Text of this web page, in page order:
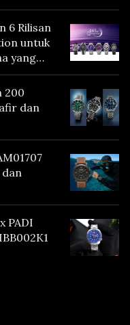
6 Rilisan
untuk
yang
200
dan
PADI